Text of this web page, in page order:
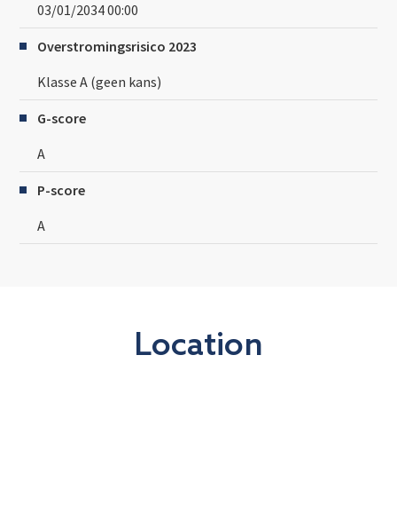
03/01/2034 00:00
Overstromingsrisico 2023
Klasse A (geen kans)
G-score
A
P-score
A
Location